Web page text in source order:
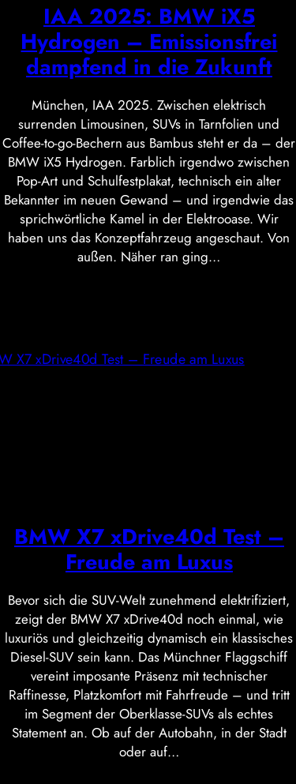
IAA 2025: BMW iX5
Hydrogen – Emissionsfrei
dampfend in die Zukunft
München, IAA 2025. Zwischen elektrisch
surrenden Limousinen, SUVs in Tarnfolien und
Coffee-to-go-Bechern aus Bambus steht er da – der
BMW iX5 Hydrogen. Farblich irgendwo zwischen
Pop-Art und Schulfestplakat, technisch ein alter
Bekannter im neuen Gewand – und irgendwie das
sprichwörtliche Kamel in der Elektrooase. Wir
haben uns das Konzeptfahrzeug angeschaut. Von
außen. Näher ran ging…
BMW X7 xDrive40d Test –
Freude am Luxus
Bevor sich die SUV-Welt zunehmend elektrifiziert,
zeigt der BMW X7 xDrive40d noch einmal, wie
luxuriös und gleichzeitig dynamisch ein klassisches
Diesel-SUV sein kann. Das Münchner Flaggschiff
vereint imposante Präsenz mit technischer
Raffinesse, Platzkomfort mit Fahrfreude – und tritt
im Segment der Oberklasse-SUVs als echtes
Statement an. Ob auf der Autobahn, in der Stadt
oder auf…